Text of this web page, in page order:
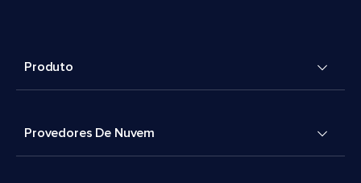
Produto
Provedores De Nuvem